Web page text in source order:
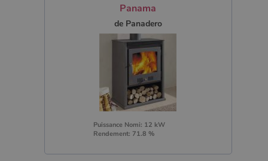
Panama
de Panadero
Puissance Nomi: 12 kW
Rendement: 71.8 %